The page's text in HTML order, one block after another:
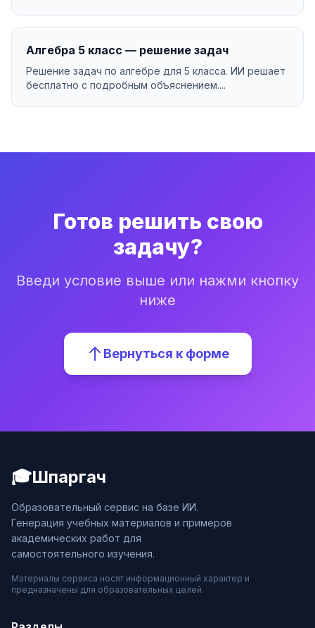
Алгебра 5 класс — решение задач
Решение задач по алгебре для 5 класса. ИИ решает
бесплатно с подробным объяснением....
Готов решить свою
задачу?
Введи условие выше или нажми кнопку
ниже
Вернуться к форме
🎓Шпаргач
Образовательный сервис на базе ИИ.
Генерация учебных материалов и примеров
академических работ для
самостоятельного изучения.
Материалы сервиса носят информационный характер и
предназначены для образовательных целей.